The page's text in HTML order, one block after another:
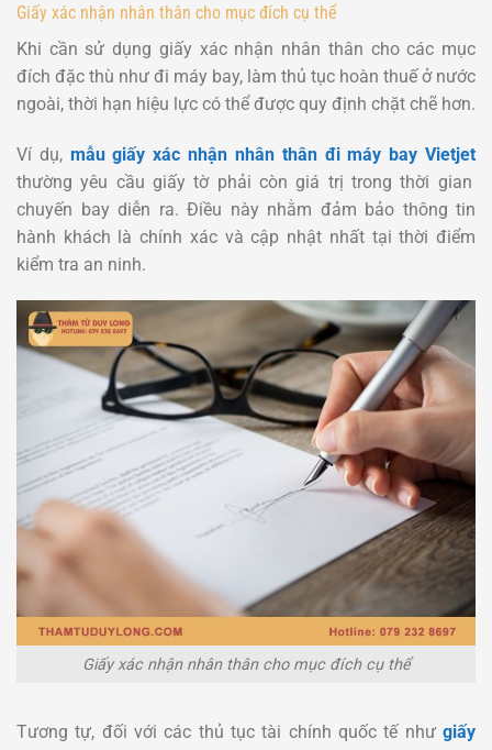
Giấy xác nhận nhân thân cho mục đích cụ thể
Khi cần sử dụng giấy xác nhận nhân thân cho các mục
đích đặc thù như đi máy bay, làm thủ tục hoàn thuế ở nước
ngoài, thời hạn hiệu lực có thể được quy định chặt chẽ hơn.
Ví dụ, mẫu giấy xác nhận nhân thân đi máy bay Vietjet
thường yêu cầu giấy tờ phải còn giá trị trong thời gian
chuyến bay diễn ra. Điều này nhằm đảm bảo thông tin
hành khách là chính xác và cập nhật nhất tại thời điểm
kiểm tra an ninh.
Giấy xác nhận nhân thân cho mục đích cụ thể
Tương tự, đối với các thủ tục tài chính quốc tế như giấy